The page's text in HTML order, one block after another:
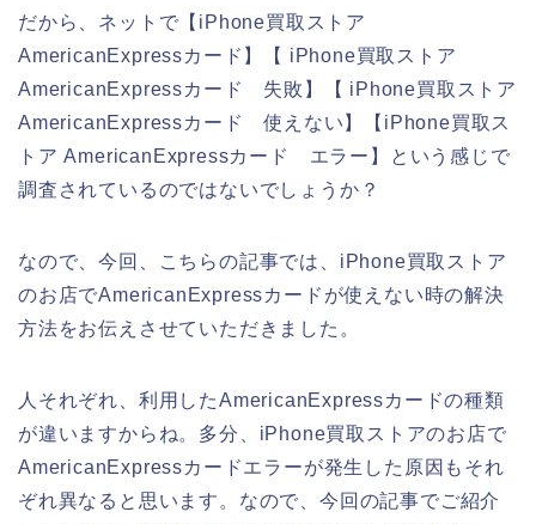
だから、ネットで【iPhone買取ストア
AmericanExpressカード】【 iPhone買取ストア
AmericanExpressカード 失敗】【 iPhone買取ストア
AmericanExpressカード 使えない】【iPhone買取ス
トア AmericanExpressカード エラー】という感じで
調査されているのではないでしょうか？
なので、今回、こちらの記事では、iPhone買取ストア
のお店でAmericanExpressカードが使えない時の解決
方法をお伝えさせていただきました。
人それぞれ、利用したAmericanExpressカードの種類
が違いますからね。多分、iPhone買取ストアのお店で
AmericanExpressカードエラーが発生した原因もそれ
ぞれ異なると思います。なので、今回の記事でご紹介